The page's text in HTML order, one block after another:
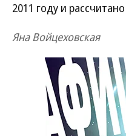
2011 году и
Яна Войцеховская